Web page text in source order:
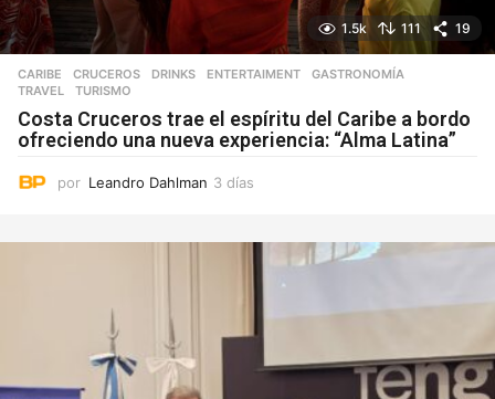
1.5k 111 19
CARIBE ,CRUCEROS ,DRINKS ,ENTERTAIMENT ,GASTRONOMÍA
TRAVEL
,TURISMO
Costa Cruceros trae el espíritu del Caribe a bordo
ofreciendo una nueva experiencia: “Alma Latina”
por Leandro Dahlman 3 días
a